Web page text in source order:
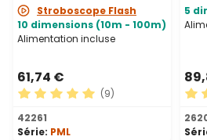
Stroboscope Flash
10 dimensions (10m - 100m)
Alimentation incluse
61,74 €
Note moyenne de 5 sur 5
(9)
42261
Série: PML
5